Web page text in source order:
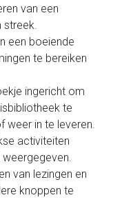
van een
streek.
een boeiende
te bereiken
ingericht om
te
weer in te leveren.
activiteiten
van lezingen en
knoppen te